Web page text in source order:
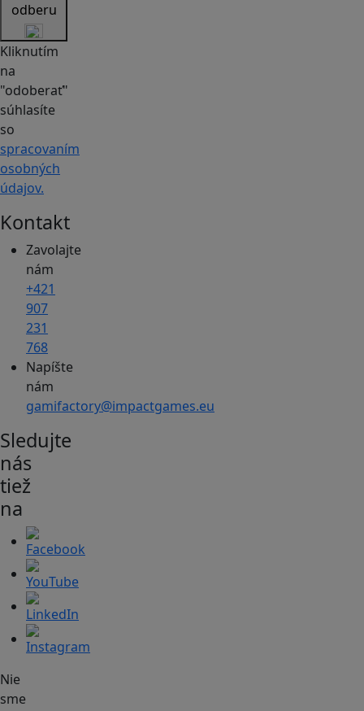
odberu
Kliknutím
na
"odoberať"
súhlasíte
so
spracovaním
osobných
údajov.
Kontakt
Zavolajte
nám
+421
907
231
768
Napíšte
nám
gamifactory@impactgames.eu
Sledujte
nás
tiež
na
Nie
sme